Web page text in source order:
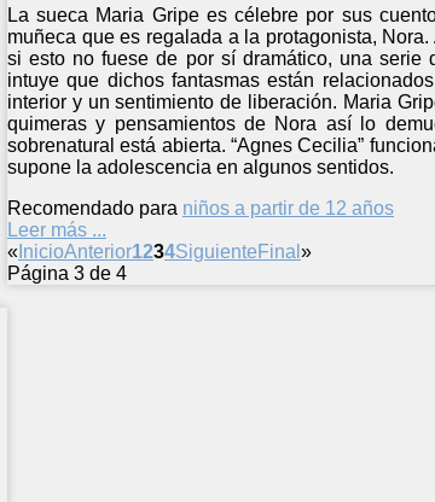
La sueca Maria Gripe es célebre por sus
muñeca que es regalada a la protagonista,
si esto no fuese de por sí dramático, una serie
intuye que dichos fantasmas están
interior y un sentimiento de liberación. Maria
quimeras y pensamientos de Nora así lo
sobrenatural está abierta. “Agnes Cecilia”
supone la adolescencia en algunos sentidos.
Recomendado para niños a partir de 12 años
Leer más ...
« InicioAnterior1234Siguiente Final »
Página 3 de 4